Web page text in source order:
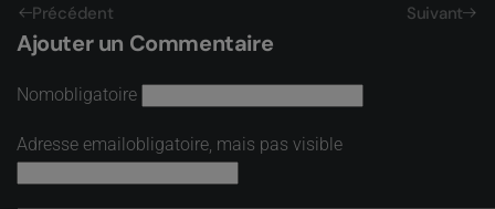
Précédent Suivant
Ajouter un Commentaire
Nomobligatoire
Adresse emailobligatoire, mais pas visible